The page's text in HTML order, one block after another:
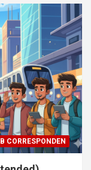
CORRESPONDEN